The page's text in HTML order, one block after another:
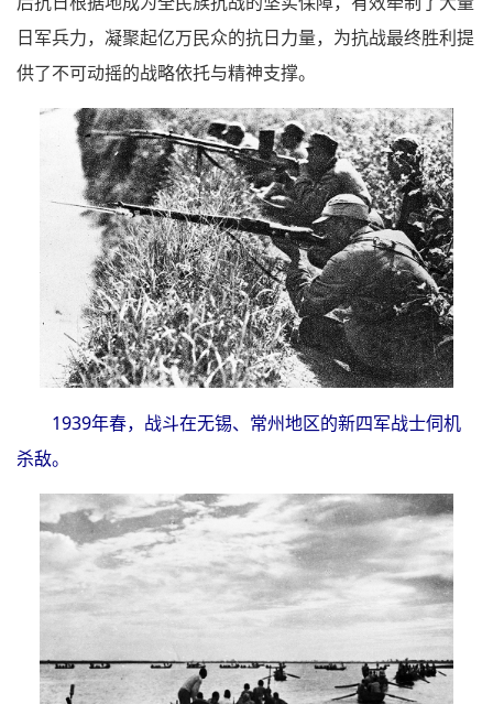
日军兵力，凝聚起亿万民众的抗日力量，为抗战最终胜利提
供了不可动摇的战略依托与精神支撑。
1939年春，战斗在无锡、常州地区的新四军战士伺机
杀敌。